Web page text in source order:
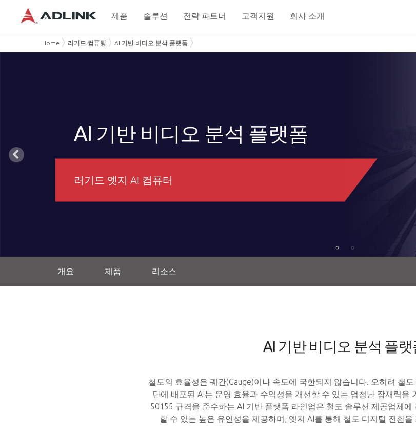
제품 솔루션 전략 파트너 고객지원 회사 소개
Home 러기드 컴퓨팅 AI 기반 비디오 분석 플랫폼
AI 기반 비디오 분석 플랫폼
러기드 엣지 AI 컴퓨터
개요 제품 리소스
AI 기반 비디오 분석 플랫
철도의 효율성은 궤간(Gauge)이나 속도에 국한되지 않습니다. 오히려 철
단에 배포된 AI는 운영 효율과 수익성을 개선할 수 있는 엄청난 잠재력을
50155 규격을 준수하는 AI 기반 플랫폼 라인업은 철도 솔루션 제공업체
할 수 있는 높은 유연성을 제공하며, 엣지 AI를 통해 철도 디지털 전환